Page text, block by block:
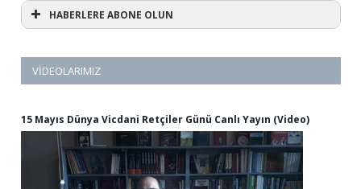
HABERLERE ABONE OLUN
VIDEOLARIMIZ
15 Mayıs Dünya Vicdani Retçiler Günü Canlı Yayın (Video)